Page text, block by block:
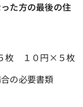
た方の最後の住
枚 １０円×５枚
の必要書類